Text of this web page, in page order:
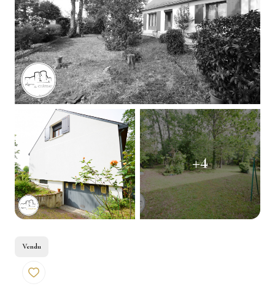
INTERNATIONAL
BIENS
VENDUS
ESTIMATION
NOTRE
AGENCE
CONTACT
+4
Vendu